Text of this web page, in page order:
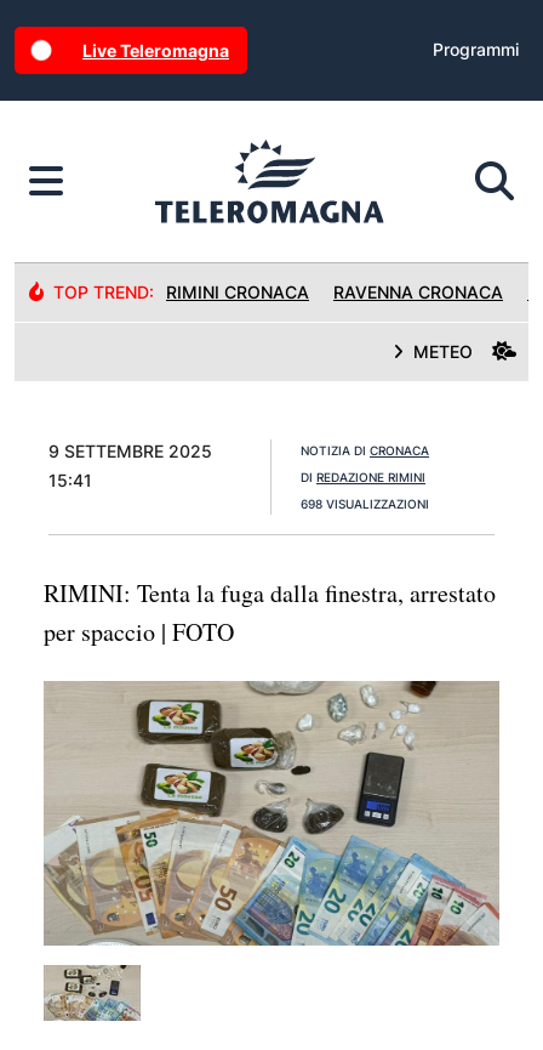
Live Teleromagna Programmi
TOP TREND: RIMINI CRONACA RAVENNA CRONACA
METEO
9 SETTEMBRE 2025
15:41
NOTIZIA DI CRONACA
DI REDAZIONE RIMINI
698 VISUALIZZAZIONI
RIMINI: Tenta la fuga dalla finestra, arrestato
per spaccio | FOTO